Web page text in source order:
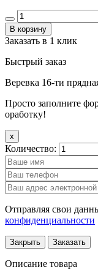
В корзину
Заказать в 1 клик
Быстрый заказ
Веревка 16-ти
Просто заполните
оработку!
x
Количество:
Отправляя свои
конфиденциальности
Закрыть Заказать
Описание товара